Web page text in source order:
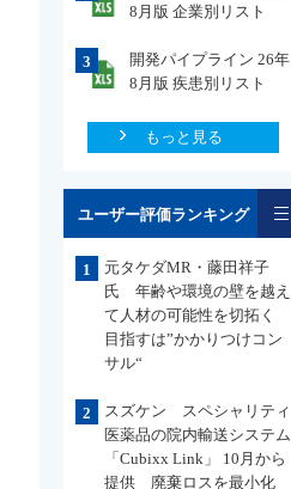
8月版 企業別リスト
3
開発パイプライン 26年
8月版 疾患別リスト
もっと見る
ユーザー評価ランキング
1
元タケダMR・藤田祥子
氏 年齢や環境の壁を越え
て人材の可能性を切拓く
目指すは”かかりつけコン
サル“
2
スズケン スペシャリティ
医薬品の院内輸送システム
「Cubixx Link」 10月から
提供 廃棄ロスを最小化